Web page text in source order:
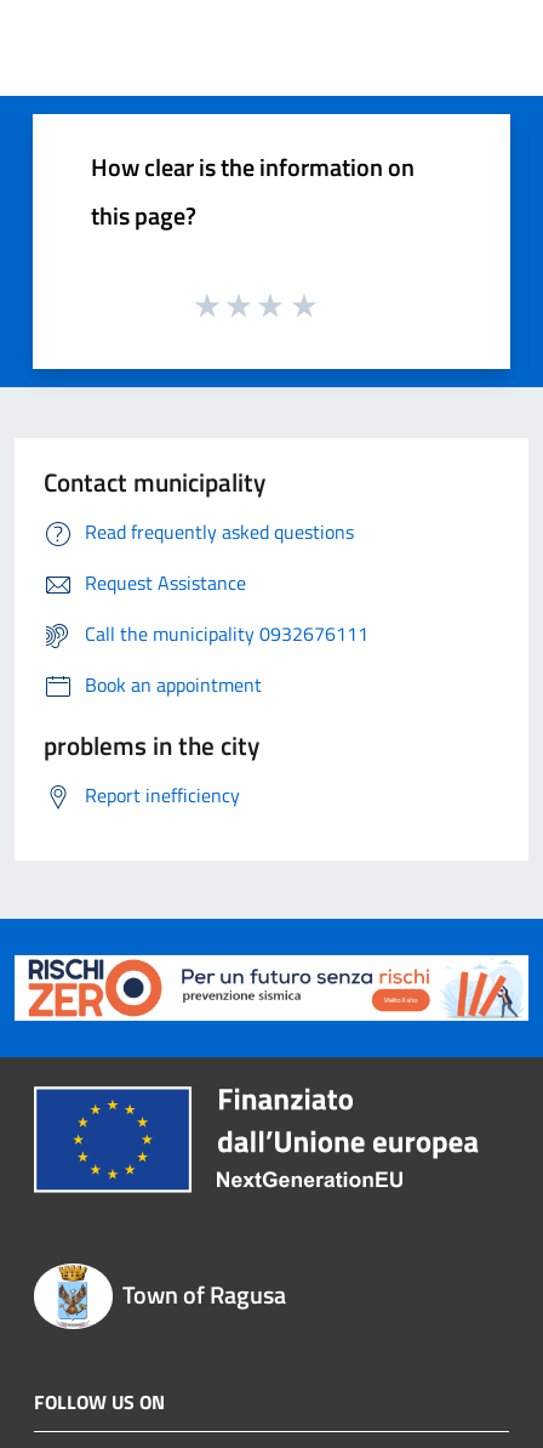
How clear is the information on
this page?
Contact municipality
Read frequently asked questions
Request Assistance
Call the municipality 0932676111
Book an appointment
problems in the city
Report inefficiency
Town of Ragusa
FOLLOW US ON